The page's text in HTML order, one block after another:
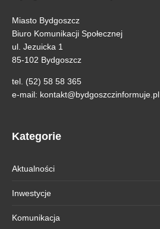
Miasto Bydgoszcz
Biuro Komunikacji Społecznej
ul. Jezuicka 1
85-102 Bydgoszcz
tel. (52) 58 58 365
e-mail: kontakt@bydgoszczinformuje.pl
Kategorie
Aktualności
Inwestycje
Komunikacja